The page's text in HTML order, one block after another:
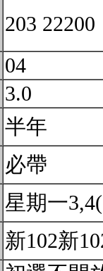
203 22200
04
3.0
半年
必帶
星期一
新102新